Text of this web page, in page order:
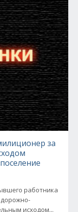
за
работника
исходом...